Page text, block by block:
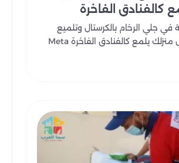
كالفنادق الفاخرة
في جلي الرخام بالكرستال وتلميع
الجرانيت تجعل منزلك يلمع كالفنادق الفاخرة Meta